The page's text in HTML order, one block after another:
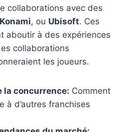
collaborations avec des
Konami, ou Ubisoft. Ces
aboutir à des expériences
collaborations
les joueurs.
la concurrence: Comment
à d’autres franchises